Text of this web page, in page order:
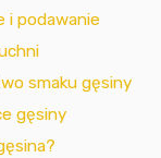
i podawanie
smaku gęsiny
gęsiny